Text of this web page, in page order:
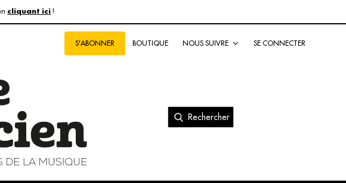
cliquant ici !
S'ABONNER BOUTIQUE NOUS SUIVRE SE CONNECTER
Rechercher